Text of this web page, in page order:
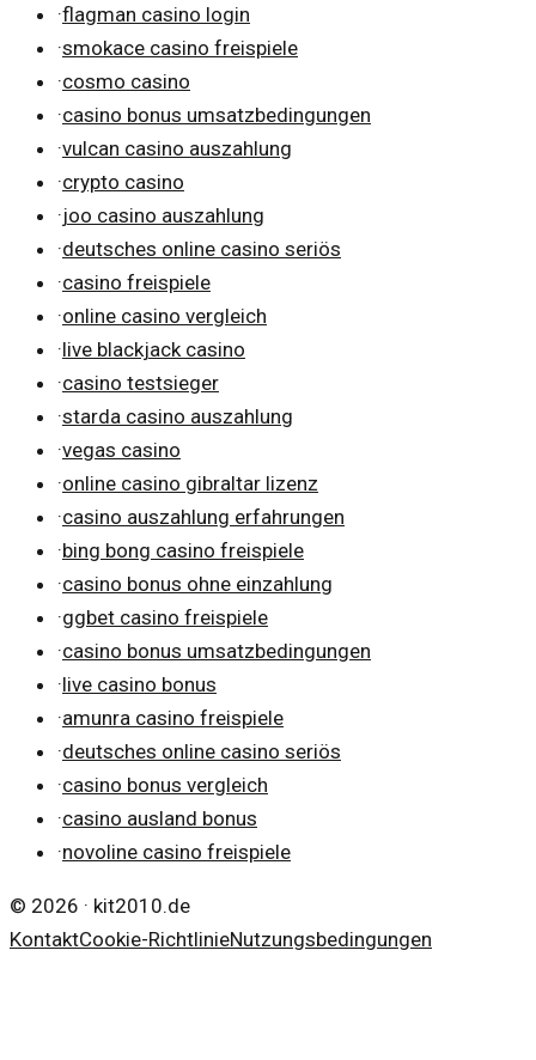
·flagman casino login
·smokace casino freispiele
·cosmo casino
·casino bonus umsatzbedingungen
·vulcan casino auszahlung
·crypto casino
·joo casino auszahlung
·deutsches online casino seriös
·casino freispiele
·online casino vergleich
·live blackjack casino
·casino testsieger
·starda casino auszahlung
·vegas casino
·online casino gibraltar lizenz
·casino auszahlung erfahrungen
·bing bong casino freispiele
·casino bonus ohne einzahlung
·ggbet casino freispiele
·casino bonus umsatzbedingungen
·live casino bonus
·amunra casino freispiele
·deutsches online casino seriös
·casino bonus vergleich
·casino ausland bonus
·novoline casino freispiele
© 2026 · kit2010.de
KontaktCookie-RichtlinieNutzungsbedingungen